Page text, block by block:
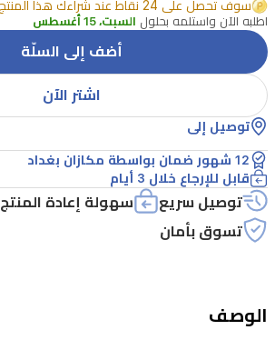
مصممة
للمساحات
الكبيرة.
يجذب
الحشرات
الطائرة
باستخدام
مصباح
الأشعة
بطول
سوف تحصل على 24 نقاط عند شراءك هذا المنتج
اطلبه الآن واستلمه بحلول السبت، 15 أغسطس
أضف إلى السلّة
اشتر الآن
توصيل إلى
12 شهور ضمان بواسطة مكازان بغداد
قابل للإرجاع خلال 3 أيام
توصيل سريع سهولة إعادة المنتج
تسوق بأمان
الوصف